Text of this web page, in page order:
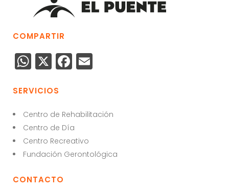
COMPARTIR
W
h
a
ts
A
p
p
X F
a
e
b
o
o
l
SERVICIOS
Centro de Rehabilitación
Centro de Día
Centro Recreativo
Fundación Gerontológica
CONTACTO